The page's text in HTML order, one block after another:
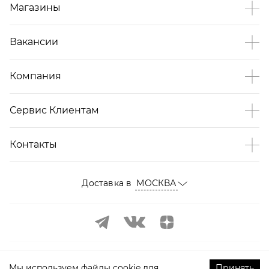
Магазины
Вакансии
Компания
Сервис Клиентам
Контакты
Доставка в МОСКВА